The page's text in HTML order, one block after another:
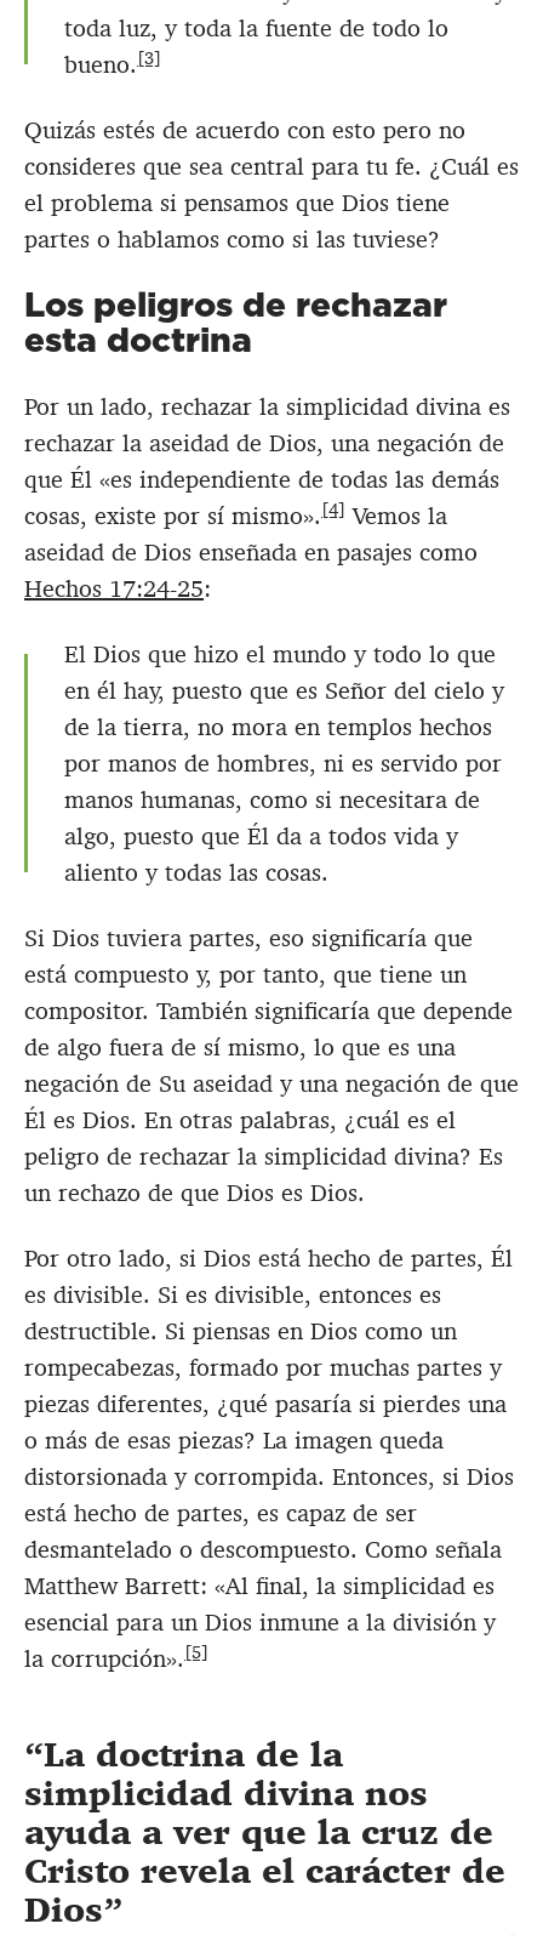
toda luz, y toda la fuente de todo lo
bueno. [3]
Quizás estés de acuerdo con esto pero no
consideres que sea central para tu fe. ¿Cuál es
el problema si pensamos que Dios tiene
partes o hablamos como si las tuviese?
Los peligros de rechazar
esta doctrina
Por un lado, rechazar la simplicidad divina es
rechazar la aseidad de Dios, una negación de
que Él «es independiente de todas las demás
cosas, existe por sí mismo». [4] Vemos la
aseidad de Dios enseñada en pasajes como
Hechos 17:24-25:
El Dios que hizo el mundo y todo lo que
en él hay, puesto que es Señor del cielo y
de la tierra, no mora en templos hechos
por manos de hombres, ni es servido por
manos humanas, como si necesitara de
algo, puesto que Él da a todos vida y
aliento y todas las cosas.
Si Dios tuviera partes, eso significaría que
está compuesto y, por tanto, que tiene un
compositor. También significaría que depende
de algo fuera de sí mismo, lo que es una
negación de Su aseidad y una negación de que
Él es Dios. En otras palabras, ¿cuál es el
peligro de rechazar la simplicidad divina? Es
un rechazo de que Dios es Dios.
Por otro lado, si Dios está hecho de partes, Él
es divisible. Si es divisible, entonces es
destructible. Si piensas en Dios como un
rompecabezas, formado por muchas partes y
piezas diferentes, ¿qué pasaría si pierdes una
o más de esas piezas? La imagen queda
distorsionada y corrompida. Entonces, si Dios
está hecho de partes, es capaz de ser
desmantelado o descompuesto. Como señala
Matthew Barrett: «Al final, la simplicidad es
esencial para un Dios inmune a la división y
la corrupción». [5]
La doctrina de la
simplicidad divina nos
ayuda a ver que la cruz de
Cristo revela el carácter de
Dios